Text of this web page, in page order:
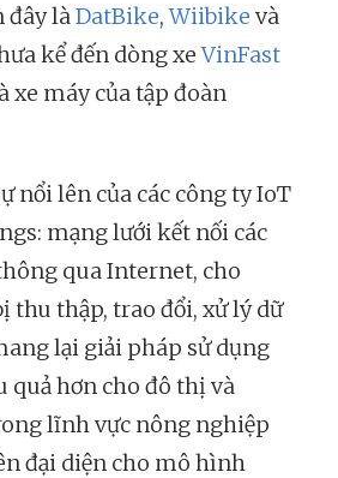
đây làDatBike,Wiibike và
kể đến dòng xeVinFast
xe máy của tập đoàn
nổi lên của các công ty IoT
mạng lưới kết nối các
qua Internet, cho
thu thập, trao đổi, xử lý dữ
lại giải pháp sử dụng
quả hơn cho đô thị và
lĩnh vực nông nghiệp
đại diện cho mô hình